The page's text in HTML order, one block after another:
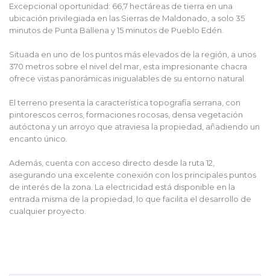
Excepcional oportunidad: 66,7 hectáreas de tierra en una
ubicación privilegiada en las Sierras de Maldonado, a solo 35
minutos de Punta Ballena y 15 minutos de Pueblo Edén.
Situada en uno de los puntos más elevados de la región, a unos
370 metros sobre el nivel del mar, esta impresionante chacra
ofrece vistas panorámicas inigualables de su entorno natural.
El terreno presenta la característica topografía serrana, con
pintorescos cerros, formaciones rocosas, densa vegetación
autóctona y un arroyo que atraviesa la propiedad, añadiendo un
encanto único.
Además, cuenta con acceso directo desde la ruta 12,
asegurando una excelente conexión con los principales puntos
de interés de la zona. La electricidad está disponible en la
entrada misma de la propiedad, lo que facilita el desarrollo de
cualquier proyecto.